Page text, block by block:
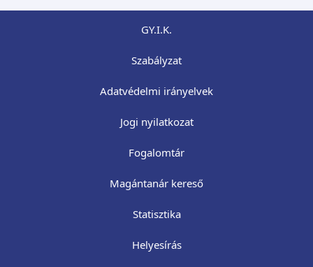
GY.I.K.
Szabályzat
Adatvédelmi irányelvek
Jogi nyilatkozat
Fogalomtár
Magántanár kereső
Statisztika
Helyesírás